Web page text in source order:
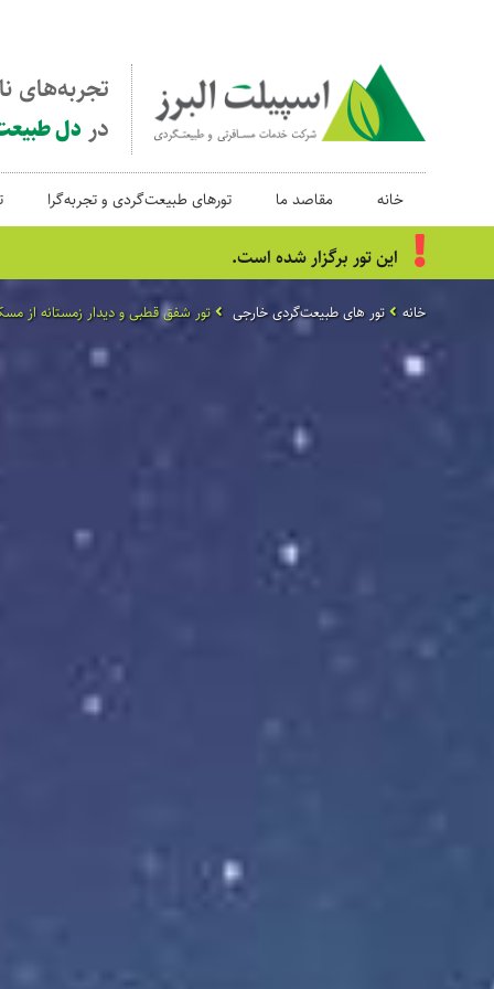
تجربه‌های
در دل
خانه مقاصد ما تورهای طبیعت‌گردی و تجربه‌گرا
این تور برگزار شده است.
خانه تور های طبیعت‌گردی خارجی تور شفق قطبی و دیدار زمستانه از